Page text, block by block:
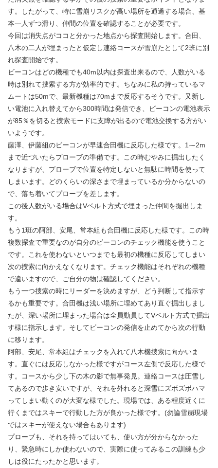
す。したがって、特に雪崩リスクが高い場所を通過する場合、基
本一人ずつ滑り、仲間の位置を確認することが必要です。
今回は消失点がココと分かった地点から探査開始します。合田、
八木の二人が埋まったと仮定し連絡コースが雪崩たとして2班に別
れ探査開始です。
ビーコンはどの機種でも40m以内は探査出来るので、人数がいる
時は別れて捜索する方が効率的です。ちなみに私の持っているマ
ムートは50mで、最新機種は70mまで反応するそうです。又新し
い電池に入れ替えてから300時間は発信でき、ビーコンの電池表示
が85％を切ると捜索モードに支障が出るので電池交換する方がい
いようです。
藤澤、伊藤組のビーコンが早速合田機に反応した様です。1⁓2m
まで近づいたらプローブの準備です。この時むやみに掘出したく
なりますが、プローブで位置を特定しないと無駄に時間を使って
しまいます。どのくらいの深さまで埋まっているか分からないの
で、落ち着いてプローブを差します。
この後人数がいる場合はVベルト方式で埋まった仲間を掘出しま
す。
もう1班の阿部、安尾、常本組も合田機に反応した様です。この時
複数探査で重要なのが自分のビーコンのチェック機能を使うこと
です。これを使わないといつまでも最初の機種に反応してしまい
次の捜索に向かえなくなります。チェック機能はそれぞれの機種
で違いますので、ご自分の物は確認してください。
もう一つ捜索の時にリーダーを決めますが、どう判断して指示す
るかも重要です。合田機は浅い場所に埋めてあり直ぐ掘出しまし
たが、深い場所に埋まった場合は全員動員してVベルト方式で掘出
す様に指示します。そしてビーコンの発信を止めてから次の行動
に移ります。
阿部、安尾、常本組はチェックを入れて八木機捜索に向かいま
す。直ぐには反応しなかった様ですがコース左側で反応した様で
す。コースから少し下の木の影で無事発見。連絡コースは圧雪し
てあるので歩き安いですが、それを外れると深雪にズボズボハマ
ってしまい動くのが大変な様でした。現場では、ある程度近くに
行くまではスキーで行動した方が良かった様です。(勿論雪崩現場
ではスキーが使えない場合もあります)
プローブも、それを持ってはいても、使い方が分からなかった
り、緊急時にしか使わないので、実際に使ってみるこの訓練も少
しは役にたったかと思います。